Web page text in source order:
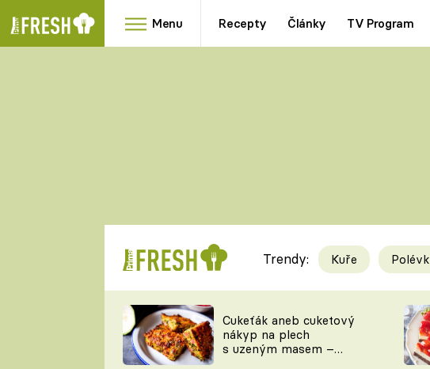
Menu Recepty Články TV Program
RYCHLOVKY
Videorecepty
TEĎ VAŘÍ ŠÉF!
Trendy: Kuře
Cukeťák aneb cuketový
nákyp na plech
s uzeným masem –